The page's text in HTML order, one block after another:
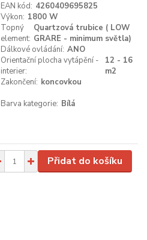
EAN kód: 4260409695825
Výkon: 1800 W
Topný
element:
Quartzová trubice ( LOW
GRARE - minimum světla)
Dálkové ovládání: ANO
Orientační plocha vytápění -
interier:
12 - 16
m2
Zakončení: koncovkou
Barva kategorie: Bílá
Přidat do košíku